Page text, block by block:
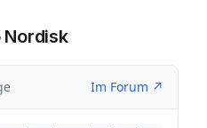
Nordisk